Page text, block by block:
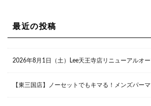
Lee京橋店
大阪府大阪市都島区東野田町
兵庫県西宮市甲子園九番町1-
0798-42-3334
最近の投稿
2026年8月1日（土）Lee天王寺店リニューアルオー
【東三国店】ノーセットでもキマる！メンズパー